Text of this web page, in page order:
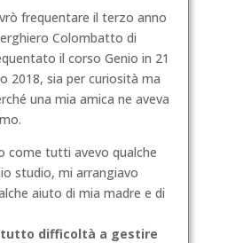
frequentare il terzo anno
Colombatto di
il corso Genio in 21
2018, sia per curiosità ma
una mia amica ne aveva
come tutti avevo qualche
studio, mi arrangiavo
aiuto di mia madre e di
difficoltà a gestire